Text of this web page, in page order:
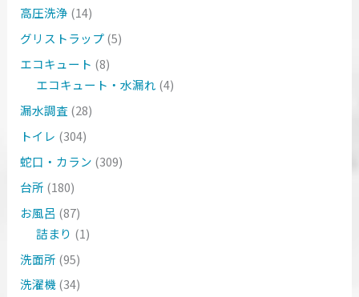
高圧洗浄 (14)
グリストラップ(5)
エコキュート (8)
エコキュート・水漏れ (4)
漏水調査 (28)
トイレ (304)
蛇口・カラン (309)
台所 (180)
お風呂 (87)
詰まり (1)
洗面所 (95)
洗濯機(34)